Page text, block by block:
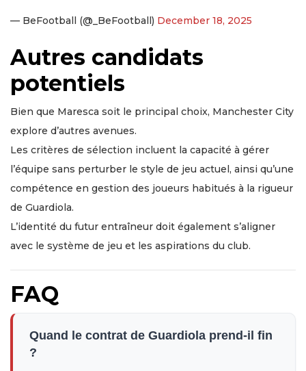
— BeFootball (@_BeFootball) December 18, 2025
Autres candidats
potentiels
Bien que Maresca soit le principal choix, Manchester City
explore d’autres avenues.
Les critères de sélection incluent la capacité à gérer
l’équipe sans perturber le style de jeu actuel, ainsi qu’une
compétence en gestion des joueurs habitués à la rigueur
de Guardiola.
L’identité du futur entraîneur doit également s’aligner
avec le système de jeu et les aspirations du club.
FAQ
Quand le contrat de Guardiola prend-il fin
?